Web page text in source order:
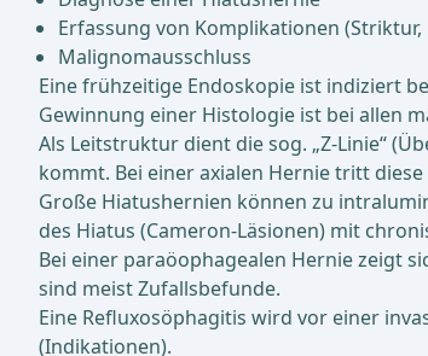
Erfassung von Komplikationen (Striktur,
Malignomausschluss
Eine frühzeitige Endoskopie ist indiziert
Gewinnung einer Histologie ist bei allen
Als Leitstruktur dient die sog. „Z-Linie“
kommt. Bei einer axialen Hernie tritt
Große Hiatushernien können zu
des Hiatus (Cameron-Läsionen) mit
Bei einer paraöophagealen Hernie zeigt
sind meist Zufallsbefunde.
Eine Refluxosöphagitis wird vor einer
(Indikationen).